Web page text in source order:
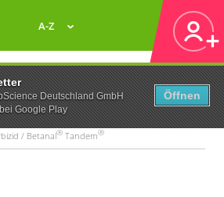
Deutschland GmbH
Google Play
Öffnen
A-Z
/ Betanal® Tandem®